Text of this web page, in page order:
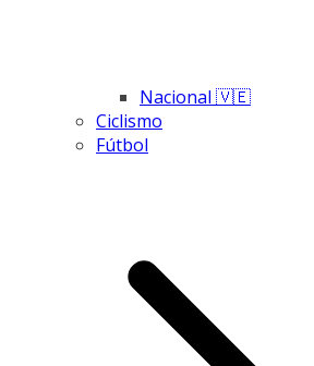
Nacional 🇻🇪
Ciclismo
Fútbol